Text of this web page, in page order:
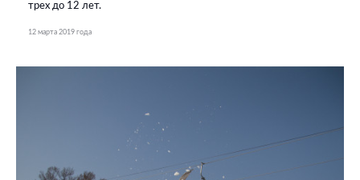
трех до 12 лет.
12 марта 2019 года